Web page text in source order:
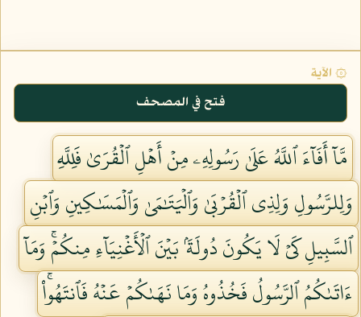
۞ الآية
فتح في المصحف
مَّآ أَفَآءَ ٱللَّهُ عَلَىٰ رَسُولِهِۦ مِنۡ أَهۡلِ ٱلۡقُرَىٰ فَلِلَّهِ
وَلِلرَّسُولِ وَلِذِي ٱلۡقُرۡبَىٰ وَٱلۡيَتَٰمَىٰ وَٱلۡمَسَٰكِينِ وَٱبۡنِ
ٱلسَّبِيلِ كَيۡ لَا يَكُونَ دُولَةَۢ بَيۡنَ ٱلۡأَغۡنِيَآءِ مِنكُمۡۚ وَمَآ
ءَاتَىٰكُمُ ٱلرَّسُولُ فَخُذُوهُ وَمَا نَهَىٰكُمۡ عَنۡهُ فَٱنتَهُواْۚ